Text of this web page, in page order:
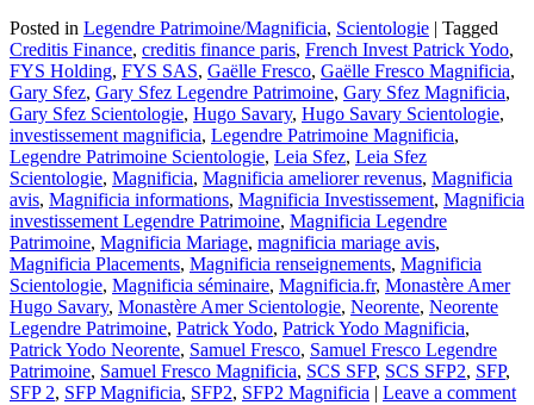
Posted in Legendre Patrimoine/Magnificia, Scientologie | Tagged
Creditis Finance, creditis finance paris, French Invest Patrick Yodo,
FYS Holding, FYS SAS, Gaëlle Fresco, Gaëlle Fresco Magnificia,
Gary Sfez, Gary Sfez Legendre Patrimoine, Gary Sfez Magnificia,
Gary Sfez Scientologie, Hugo Savary, Hugo Savary Scientologie,
investissement magnificia, Legendre Patrimoine Magnificia,
Legendre Patrimoine Scientologie, Leia Sfez, Leia Sfez
Scientologie, Magnificia, Magnificia ameliorer revenus, Magnificia
avis, Magnificia informations, Magnificia Investissement, Magnificia
investissement Legendre Patrimoine, Magnificia Legendre
Patrimoine, Magnificia Mariage, magnificia mariage avis,
Magnificia Placements, Magnificia renseignements, Magnificia
Scientologie, Magnificia séminaire, Magnificia.fr, Monastère Amer
Hugo Savary, Monastère Amer Scientologie, Neorente, Neorente
Legendre Patrimoine, Patrick Yodo, Patrick Yodo Magnificia,
Patrick Yodo Neorente, Samuel Fresco, Samuel Fresco Legendre
Patrimoine, Samuel Fresco Magnificia, SCS SFP, SCS SFP2, SFP,
SFP 2, SFP Magnificia, SFP2, SFP2 Magnificia | Leave a comment